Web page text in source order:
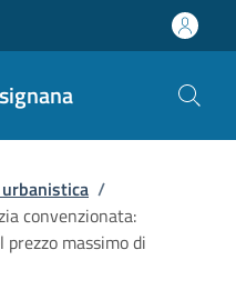
/
convenzionata:
massimo di